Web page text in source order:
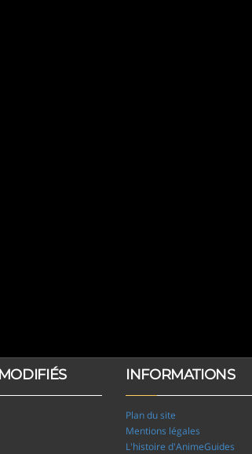
INFORMATIONS
Plan du site
Mentions légales
L'histoire d'AnimeGuides